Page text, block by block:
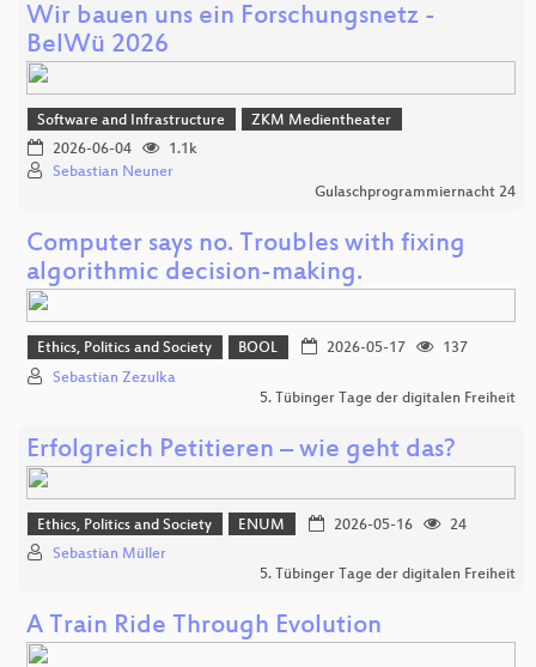
Wir bauen uns ein Forschungsnetz -
BelWü 2026
Software and Infrastructure
ZKM Medientheater
2026-06-04
1.1k
Sebastian Neuner
Gulaschprogrammiernacht 24
Computer says no. Troubles with fixing
algorithmic decision-making.
Ethics, Politics and Society BOOL 2026-05-17
137
Sebastian Zezulka
5. Tübinger Tage der digitalen Freiheit
Erfolgreich Petitieren – wie geht das?
Ethics, Politics and Society ENUM 2026-05-16
24
Sebastian Müller
5. Tübinger Tage der digitalen Freiheit
A Train Ride Through Evolution